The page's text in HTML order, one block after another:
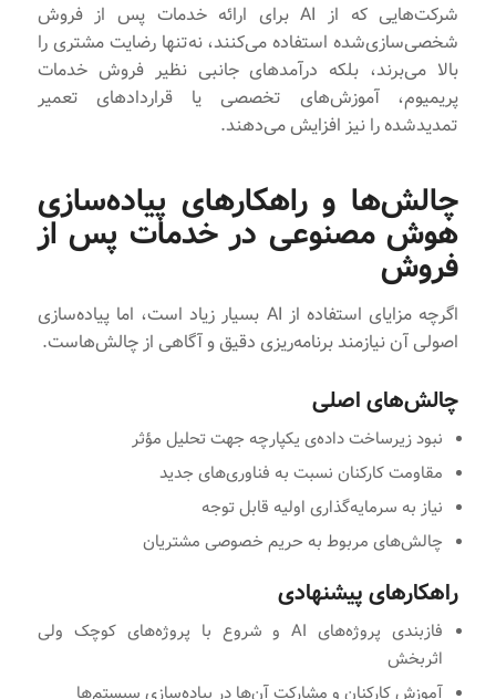
شرکت‌هایی که از AI برای ارائه خدمات پس از فروش
شخصی‌سازی‌شده استفاده می‌کنند، نه‌تنها رضایت مشتری را
بالا می‌برند، بلکه درآمدهای جانبی نظیر فروش خدمات
پریمیوم، آموزش‌های تخصصی یا قراردادهای تعمیر
تمدیدشده را نیز افزایش می‌دهند.
چالش‌ها و راهکارهای پیاده‌سازی
هوش مصنوعی در خدمات پس از
فروش
اگرچه مزایای استفاده از AI بسیار زیاد است، اما پیاده‌سازی
اصولی آن نیازمند برنامه‌ریزی دقیق و آگاهی از چالش‌هاست.
چالش‌های اصلی
نبود زیرساخت داده‌ی یکپارچه جهت تحلیل مؤثر
مقاومت کارکنان نسبت به فناوری‌های جدید
نیاز به سرمایه‌گذاری اولیه قابل توجه
چالش‌های مربوط به حریم خصوصی مشتریان
راهکارهای پیشنهادی
فازبندی پروژه‌های AI و شروع با پروژه‌های کوچک ولی
اثربخش
آموزش کارکنان و مشارکت آن‌ها در پیاده‌سازی سیستم‌ها